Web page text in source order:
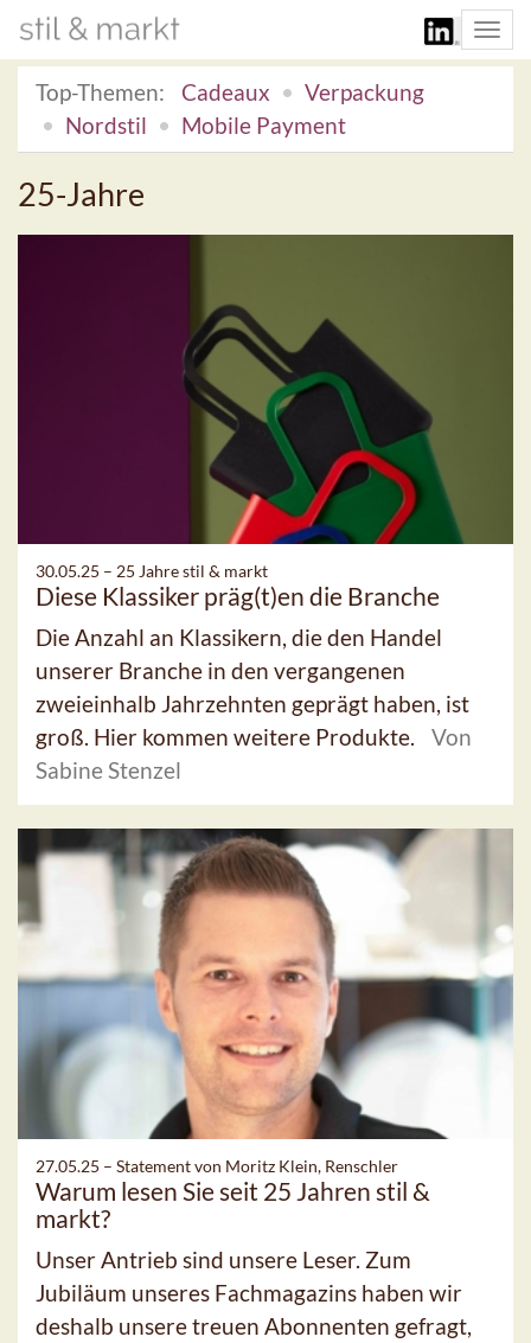
Top-Themen:
Cadeaux
Verpackung
Nordstil
Mobile Payment
25-Jahre
30.05.25 – 25 Jahre stil & markt
Diese Klassiker präg(t)en die Branche
Die Anzahl an Klassikern, die den Handel
unserer Branche in den vergangenen
zweieinhalb Jahrzehnten geprägt haben, ist
groß. Hier kommen weitere Produkte.
Von
Sabine Stenzel
27.05.25 – Statement von Moritz Klein, Renschler
Warum lesen Sie seit 25 Jahren stil &
markt?
Unser Antrieb sind unsere Leser. Zum
Jubiläum unseres Fachmagazins haben wir
deshalb unsere treuen Abonnenten gefragt,